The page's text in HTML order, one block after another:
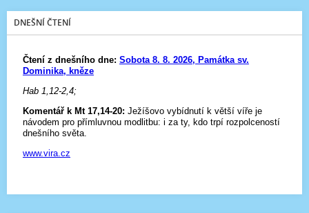
DNEŠNÍ ČTENÍ